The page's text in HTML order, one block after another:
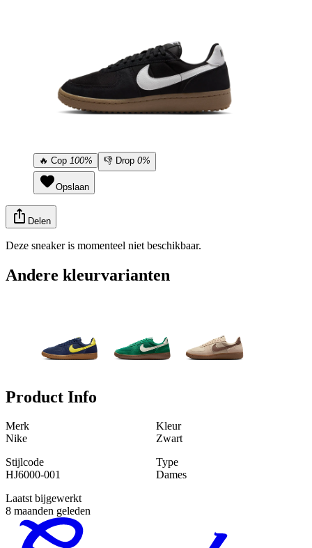
🔥 Cop 100% 👎 Drop 0%
Opslaan
Delen
Deze sneaker is momenteel niet beschikbaar.
Andere kleurvarianten
Product Info
Merk
Nike
Kleur
Zwart
Stijlcode
HJ6000-001
Type
Dames
Laatst bijgewerkt
8 maanden geleden